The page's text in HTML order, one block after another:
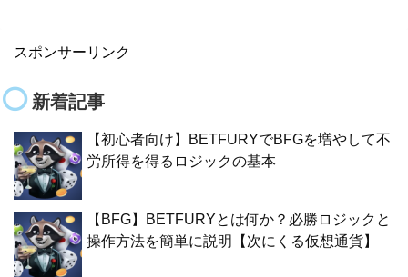
スポンサーリンク
新着記事
【初心者向け】BETFURYでBFGを増やして不
労所得を得るロジックの基本
【BFG】BETFURYとは何か？必勝ロジックと
操作方法を簡単に説明【次にくる仮想通貨】